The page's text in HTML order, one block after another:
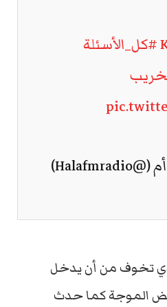
#كل_الأسئلة
تخوف من أن يدخل
الموجة كما حدث